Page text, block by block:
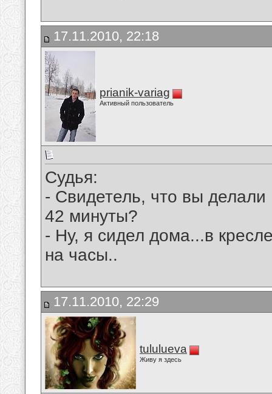
17.11.2010, 22:18
prianik-variag
Активный пользователь
Судья:
- Свидетель, что вы делали
42 минуты?
- Ну, я сидел дома...в
на часы..
17.11.2010, 22:29
tululueva
Живу я здесь